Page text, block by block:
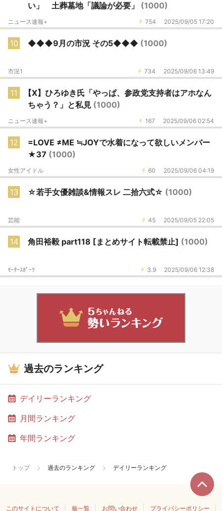
い」 土葬墓地「議論が必要」 (1000)
754 2025/09/05 17:20
ニュース速報+
10 ◆◆◆9月の市況 その5◆◆◆ (1000)
734 2025/09/06 13:49
市況1
11
【X】ひろゆき氏「やっぱ、参政党支持者はアホなん
ちゃう？」と私見 (1000)
167 2025/09/06 02:54
ニュース速報+
12
=LOVE ≠ME ≒JOYで水着になって欲しいメンバー
★37 (1000)
60 2025/09/06 04:19
女性アイドル
13 ☆若手女優雑談&情報スレ 二拾六式☆ (1000)
45 2025/09/05 22:05
芸能
14 角田裕毅 part118 [まとめサイト転載禁止] (1000)
3.9 2025/09/06 12:38
ﾓｰﾀｰｽﾎﾟｰﾂ
過去のランキング
デイリーランキング
月間ランキング
年間ランキング
トップ 過去のランキング デイリーランキング
このサイトについて 板一覧 お問い合わせ プライバシーポリシー